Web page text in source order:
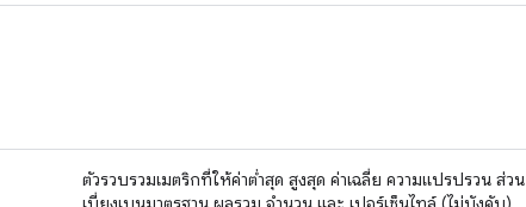
ตัวรวบรวมเมตริกที่ให้ค่าต่ำสุด สูงสุด ค่าเฉลี่ย ความแปรปรวน ส่วน